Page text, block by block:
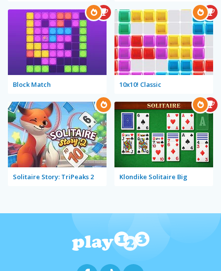
Block Match 10x10! Classic
Solitaire Story: TriPeaks 2 Klondike Solitaire Big